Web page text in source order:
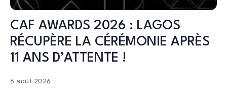
CAF AWARDS 2026 : LAGOS
RÉCUPÈRE LA CÉRÉMONIE APRÈS
11 ANS D’ATTENTE !
6 août 2026